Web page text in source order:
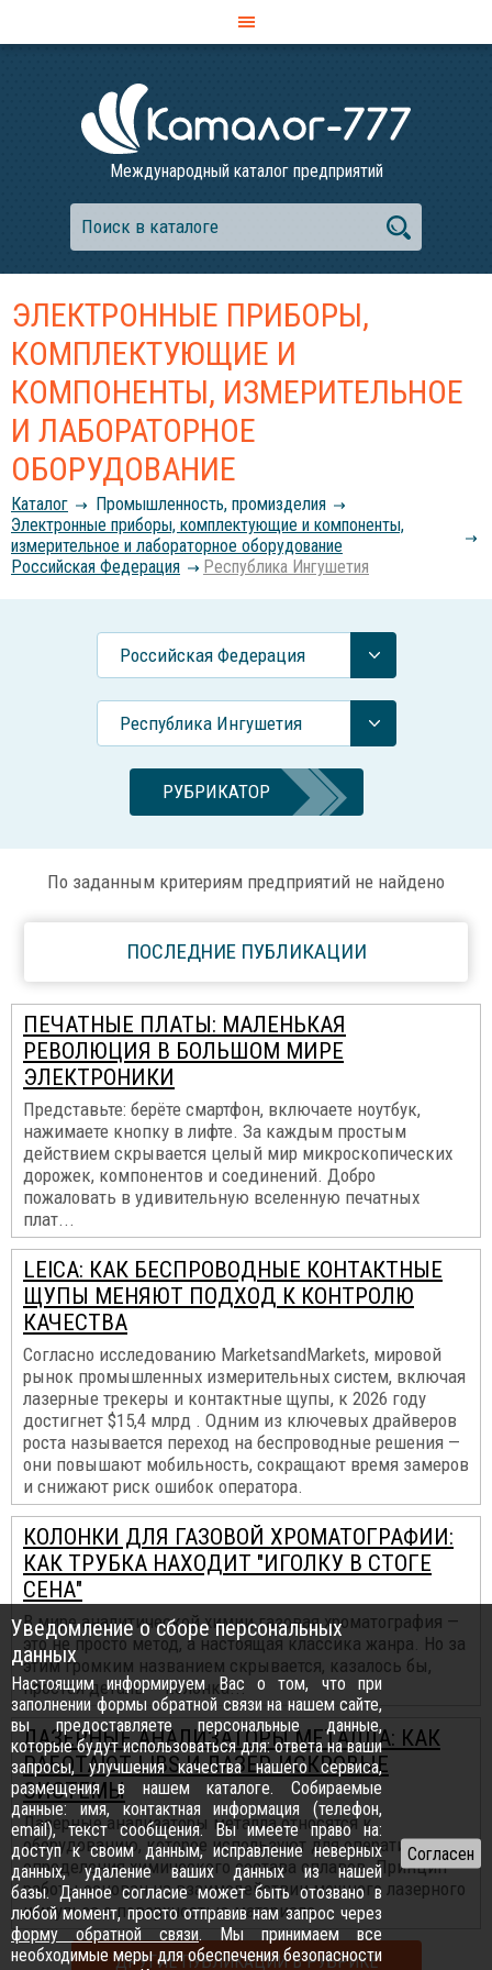
Международный каталог предприятий
ЭЛЕКТРОННЫЕ ПРИБОРЫ,
КОМПЛЕКТУЮЩИЕ И
КОМПОНЕНТЫ, ИЗМЕРИТЕЛЬНОЕ
И ЛАБОРАТОРНОЕ
ОБОРУДОВАНИЕ
Каталог
Промышленность, промизделия
Электронные приборы, комплектующие и компоненты,
измерительное и лабораторное оборудование
Российcкая Федерация
Республика Ингушетия
Российcкая Федерация
Республика Ингушетия
РУБРИКАТОР
По заданным критериям предприятий не найдено
ПОСЛЕДНИЕ ПУБЛИКАЦИИ
ПЕЧАТНЫЕ ПЛАТЫ: МАЛЕНЬКАЯ
РЕВОЛЮЦИЯ В БОЛЬШОМ МИРЕ
ЭЛЕКТРОНИКИ
Представьте: берёте смартфон, включаете ноутбук,
нажимаете кнопку в лифте. За каждым простым
действием скрывается целый мир микроскопических
дорожек, компонентов и соединений. Добро
пожаловать в удивительную вселенную печатных
плат...
LEICA: КАК БЕСПРОВОДНЫЕ КОНТАКТНЫЕ
ЩУПЫ МЕНЯЮТ ПОДХОД К КОНТРОЛЮ
КАЧЕСТВА
Согласно исследованию MarketsandMarkets, мировой
рынок промышленных измерительных систем, включая
лазерные трекеры и контактные щупы, к 2026 году
достигнет $15,4 млрд . Одним из ключевых драйверов
роста называется переход на беспроводные решения —
они повышают мобильность, сокращают время замеров
и снижают риск ошибок оператора.
КОЛОНКИ ДЛЯ ГАЗОВОЙ ХРОМАТОГРАФИИ:
КАК ТРУБКА НАХОДИТ "ИГОЛКУ В СТОГЕ
СЕНА"
В мире аналитической химии газовая хроматография —
это не просто метод, а настоящая классика жанра. Но за
этим громким названием скрывается, казалось бы,
простая деталь — колонка...
ЛАЗЕРНЫЕ АНАЛИЗАТОРЫ МЕТАЛЛА: КАК
РАБОТАЮТ LIBS И ЛАЗЕР-ИСКРОВЫЕ
СИСТЕМЫ
Лазерные анализаторы металла относятся к
оборудованию, которое используют для оперативного
определения химического состава сплавов. Принцип
работы основан на взаимодействии мощного лазерного
импульса с поверхностью материала...
ДРУГИЕ ПУБЛИКАЦИИ В РУБРИКЕ
Уведомление о сборе персональных
данных
Настоящим информируем Вас о том, что при
заполнении формы обратной связи на нашем сайте,
вы предоставляете персональные данные,
которые будут использоваться для: ответа на ваши
запросы, улучшения качества нашего сервиса,
размещения в нашем каталоге. Собираемые
данные: имя, контактная информация (телефон,
email), текст сообщения. Вы имеете право на:
доступ к своим данным, исправление неверных
данных, удаление ваших данных из нашей
базы. Данное согласие может быть отозвано в
любой момент, просто отправив нам запрос через
форму обратной связи. Мы принимаем все
необходимые меры для обеспечения безопасности